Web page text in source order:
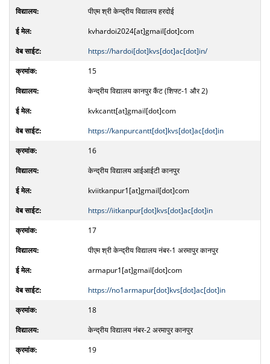
पीएम श्री केन्द्रीय विद्यालय हरदोई
kvhardoi2024[at]gmail[dot]com
https://hardoi[dot]kvs[dot]ac[dot]in/
15
केन्द्रीय विद्यालय कानपुर कैंट (शिफ्ट-1 और 2)
kvkcantt[at]gmail[dot]com
https://kanpurcantt[dot]kvs[dot]ac[dot]in
16
केन्द्रीय विद्यालय आईआईटी कानपुर
kviitkanpur1[at]gmail[dot]com
https://iitkanpur[dot]kvs[dot]ac[dot]in
17
पीएम श्री केन्द्रीय विद्यालय नंबर-1 अरमापुर कानपुर
armapur1[at]gmail[dot]com
https://no1armapur[dot]kvs[dot]ac[dot]in
18
केन्द्रीय विद्यालय नंबर-2 अरमापुर कानपुर
19